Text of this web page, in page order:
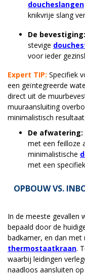
doucheslangen
knikvrije slang
De bevestiging:
stevige
voor ieder
Expert TIP: Specifiek
een geïntegreerde
direct uit de
muuraansluiting
minimalistisch
De afwatering:
met een feilloze
minimalistische
met een
OPBOUW VS.
In de meeste gevallen
bepaald door de
badkamer, en dan met
thermostaatkraan.
waarbij leidingen
naadloos aansluiten